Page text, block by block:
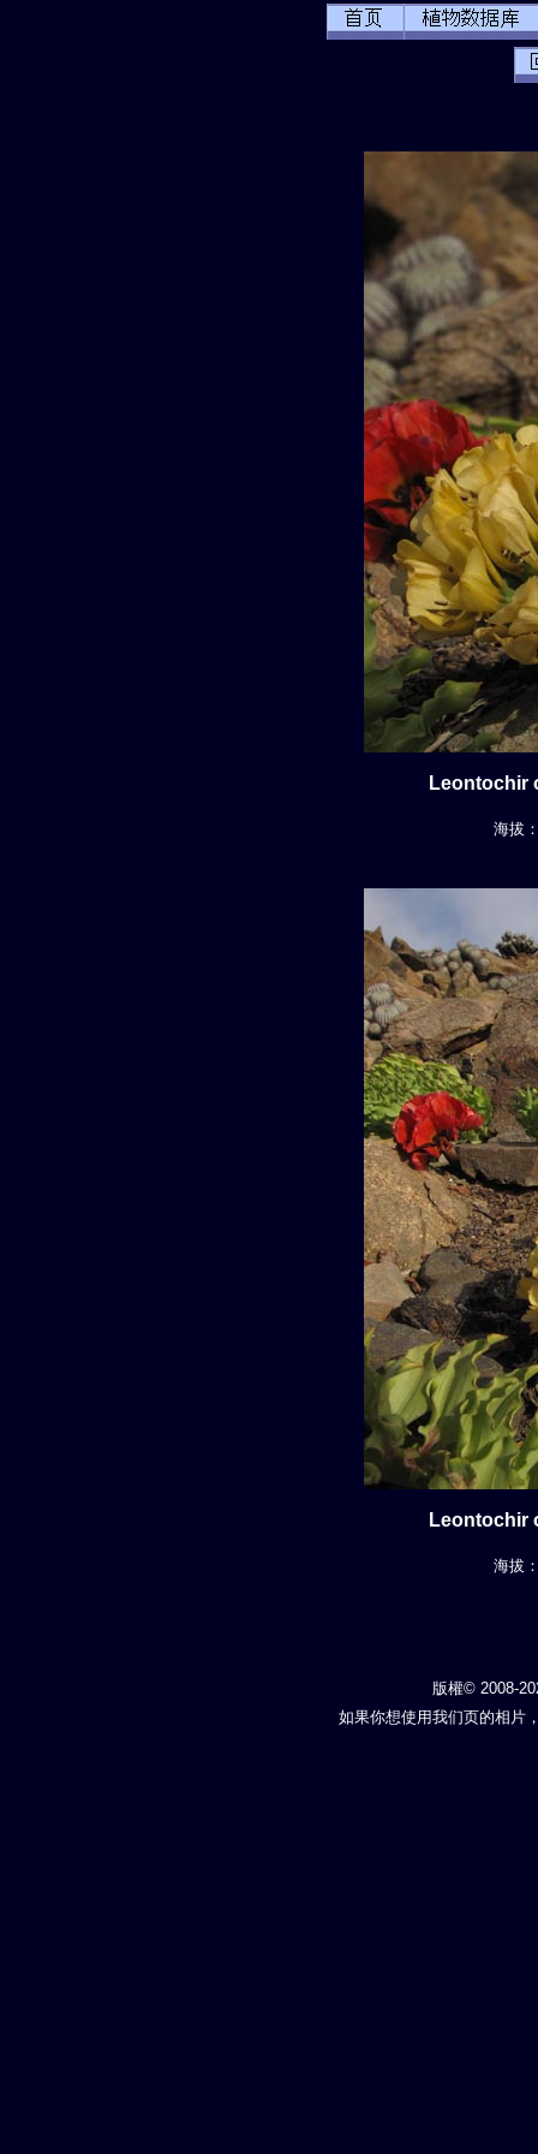
Leontochir
海拔
Leontochir
海拔
版權© 2008-
如果你想使用我们页的相片